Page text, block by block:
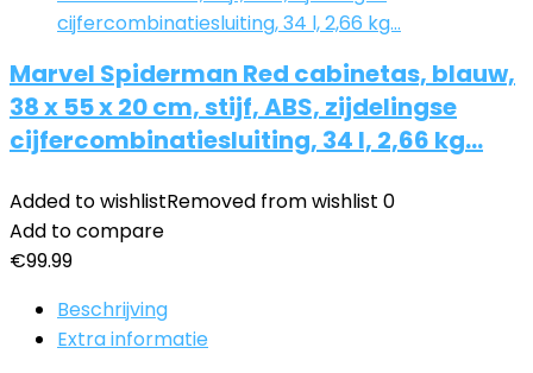
Marvel Spiderman Red cabinetas, blauw,
38 x 55 x 20 cm, stijf, ABS, zijdelingse
cijfercombinatiesluiting, 34 l, 2,66 kg…
Added to wishlistRemoved from wishlist 0
Add to compare
€99.99
Beschrijving
Extra informatie